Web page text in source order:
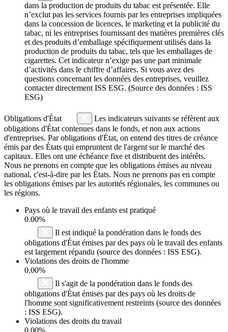
dans la production de produits du tabac est présentée. Elle
n’exclut pas les services fournis par les entreprises impliquées
dans la concession de licences, le marketing et la publicité du
tabac, ni les entreprises fournissant des matières premières clés
et des produits d’emballage spécifiquement utilisés dans la
production de produits du tabac, tels que les emballages de
cigarettes. Cet indicateur n’exige pas une part minimale
d’activités dans le chiffre d’affaires. Si vous avez des
questions concernant les données des entreprises, veuillez
contacter directement ISS ESG. (Source des données : ISS
ESG)
Obligations d'État
Les indicateurs suivants se réfèrent aux
obligations d'État contenues dans le fonds, et non aux actions
d'entreprises. Par obligations d'État, on entend des titres de créance
émis par des États qui empruntent de l'argent sur le marché des
capitaux. Elles ont une échéance fixe et distribuent des intérêts.
Nous ne prenons en compte que les obligations émises au niveau
national, c'est-à-dire par les États. Nous ne prenons pas en compte
les obligations émises par les autorités régionales, les communes ou
les régions.
Pays où le travail des enfants est pratiqué
0.00%
Il est indiqué la pondération dans le fonds des
obligations d'État émises par des pays où le travail des enfants
est largement répandu (source des données : ISS ESG).
Violations des droits de l'homme
0.00%
Il s'agit de la pondération dans le fonds des
obligations d'État émises par des pays où les droits de
l'homme sont significativement restreints (source des données
: ISS ESG).
Violations des droits du travail
0.00%